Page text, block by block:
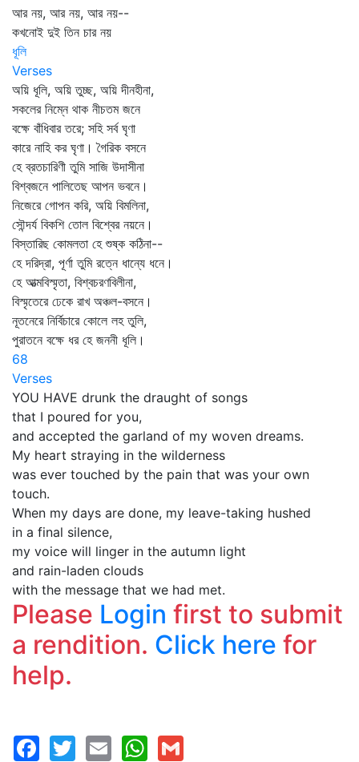
আর নয়, আর নয়, আর নয়--
কখনোই দুই তিন চার নয়
ধূলি
Verses
অয়ি ধূলি, অয়ি তুচ্ছ, অয়ি দীনহীনা,
সকলের নিম্নে থাক নীচতম জনে
বক্ষে বাঁধিবার তরে; সহি সর্ব ঘৃণা
কারে নাহি কর ঘৃণা। গৈরিক বসনে
হে ব্রতচারিণী তুমি সাজি উদাসীনা
বিশ্বজনে পালিতেছ আপন ভবনে।
নিজেরে গোপন করি, অয়ি বিমলিনা,
সৌন্দর্য বিকশি তোল বিশ্বের নয়নে।
বিস্তারিছ কোমলতা হে শুষ্ক কঠিনা--
হে দরিদ্রা, পূর্ণা তুমি রত্নে ধান্যে ধনে।
হে আত্মবিস্মৃতা, বিশ্বচরণবিলীনা,
বিস্মৃতেরে ঢেকে রাখ অঞ্চল-বসনে।
নূতনেরে নির্বিচারে কোলে লহ তুলি,
পুরাতনে বক্ষে ধর হে জননী ধূলি।
68
Verses
YOU HAVE drunk the draught of songs
that I poured for you,
and accepted the garland of my woven dreams.
My heart straying in the wilderness
was ever touched by the pain that was your own
touch.
When my days are done, my leave-taking hushed
in a final silence,
my voice will linger in the autumn light
and rain-laden clouds
with the message that we had met.
Please Login first to submit
a rendition. Click here for
help.